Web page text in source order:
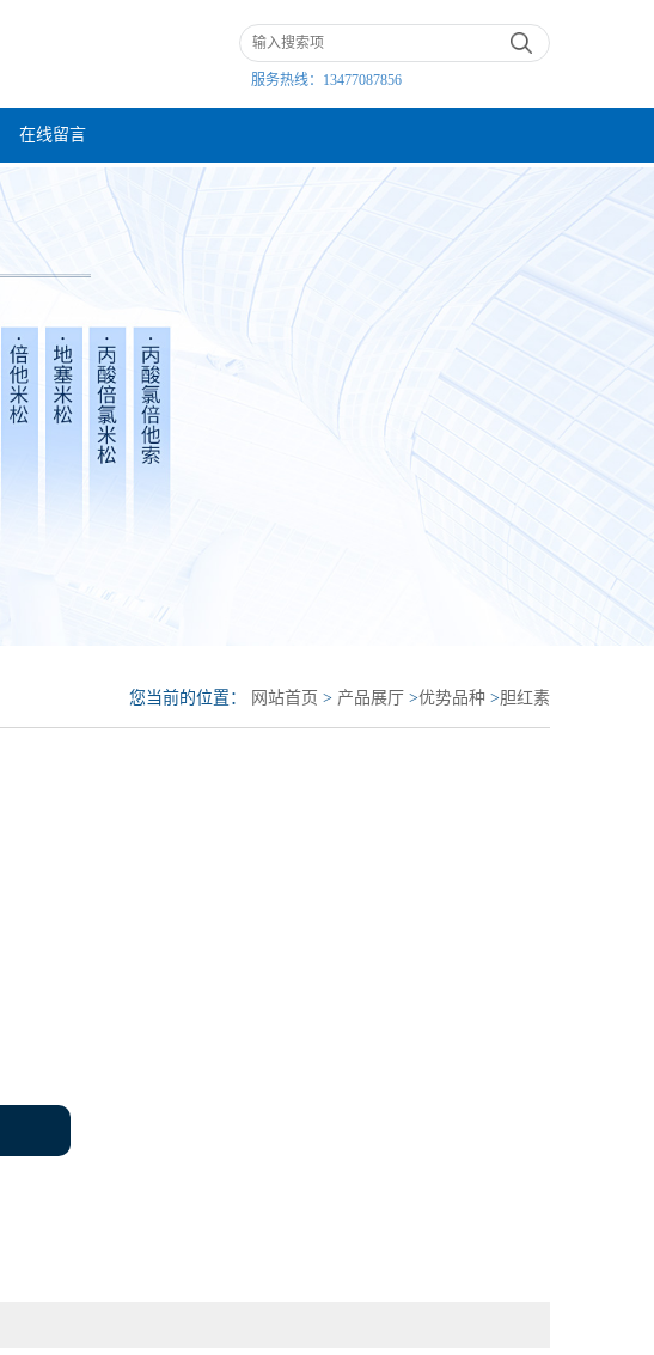
服务热线： 13477087856
在线留言
您当前的位置： 网站首页 > 产品展厅 >优势品种 >胆红素